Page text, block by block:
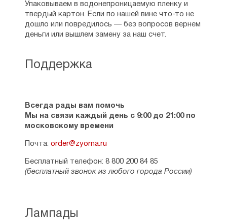
Поддержка
Всегда рады вам помочь
Мы на связи каждый день с 9:00 до 21:00 по
московскому времени
Почта: order@zyorna.ru
Бесплатный телефон: 8 800 200 84 85
(бесплатный звонок из любого города России)
Упаковываем в водонепроницаемую пленку и
твердый картон. Если по нашей вине что-то не
дошло или повредилось — без вопросов вернем
деньги или вышлем замену за наш счет.
Лампады